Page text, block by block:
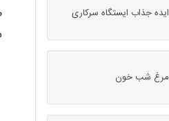
ایده جذاب ایستگاه سرکاری
مرغ شب خون